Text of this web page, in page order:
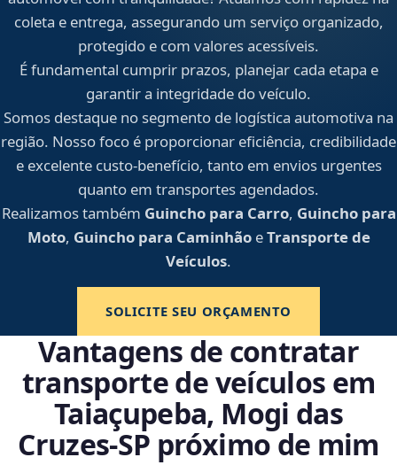
coleta e entrega, assegurando um serviço organizado,
protegido e com valores acessíveis.
É fundamental cumprir prazos, planejar cada etapa e
garantir a integridade do veículo.
Somos destaque no segmento de logística automotiva na
região. Nosso foco é proporcionar eficiência, credibilidade
e excelente custo-benefício, tanto em envios urgentes
quanto em transportes agendados.
Realizamos também Guincho para Carro, Guincho para
Moto, Guincho para CaminhãoeTransporte de
Veículos.
SOLICITE SEU ORÇAMENTO
Vantagens de contratar
transporte de veículos em
Taiaçupeba, Mogi das
Cruzes‑SP próximo de mim